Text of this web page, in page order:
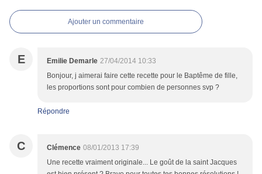
Ajouter un commentaire
E Emilie Demarle 27/04/2014 10:33
Bonjour, j aimerai faire cette recette pour le Baptême de fille,
les proportions sont pour combien de personnes svp ?
Répondre
C Clémence 08/01/2013 17:39
Une recette vraiment originale... Le goût de la saint Jacques